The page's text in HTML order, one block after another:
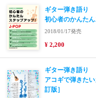
ギター弾き語り
初心者のかんた
2018/01/17発売
¥ 2,200
ギター弾き語り
アコギで弾きた
訂版］